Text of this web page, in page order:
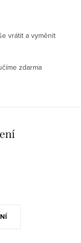
vrátit a vyměnit
zdarma